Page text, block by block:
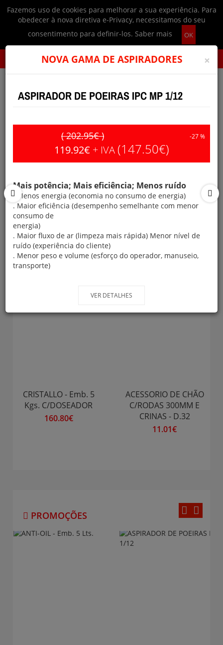
Fazemos uso de cookies para melhorar a sua experiência. Para
obedecer à nova diretiva e-Privacy, necessitamos do seu
consentimento para definir-los. Saber mais OK
Login| Ajuda
PRODUTOS
0
0.00€
EQUIPAMENTOS DE LIMPEZA
VER PRODUTOS PROFISSIONAIS
DESTAQUES
CRISTALLO - Emb. 5
Kgs. C/DOSEADOR
160.80€
ACESSORIO DE CHÃO
C/RODAS 300MM E
CRINAS - D.32
11.01€
PROMOÇÕES
NOVA GAMA DE ASPIRADORES ×
ASPIRADOR DE POEIRAS IPC MP 1/12
( 202.95€ ) -27 %
119.92€ + IVA (147.50€)
Mais potência; Mais eficiência; Menos ruído
. Menos energia (economia no consumo de energia)
. Maior eficiência (desempenho semelhante com menor
consumo de
energia)
. Maior fluxo de ar (limpeza mais rápida) Menor nível de
ruído (experiência do cliente)
. Menor peso e volume (esforço do operador, manuseio,
transporte)
VER DETALHES